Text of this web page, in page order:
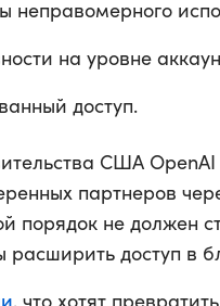
неправомерного
на уровне
доступ.
США OpenAI
партнеров
порядок не должен
расширить доступ в
, что хотят